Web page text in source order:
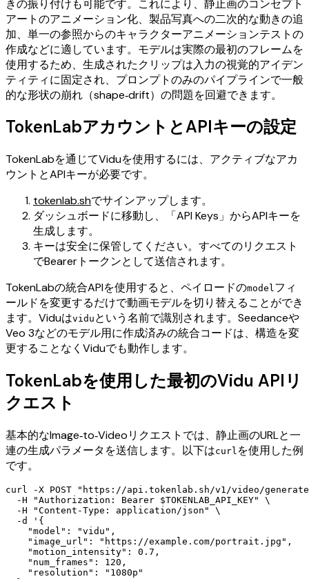
きの振り付けも可能です。これにより、静止画のコンセプト
アートのアニメーション化、製品写真への二次的な動きの追
加、単一の参照からのキャラクターアニメーションテストの
作成などに適しています。モデルは実際の最初のフレームを
使用するため、生成されたクリップは入力の視覚的アイデン
ティティに固定され、プロンプトのみのパイプラインで一般
的な形状の崩れ（shape‑drift）の問題を回避できます。
TokenLabアカウントとAPIキーの設定
TokenLabを通じてViduを使用するには、アクティブなアカ
ウントとAPIキーが必要です。
tokenlab.shでサインアップします。
ダッシュボードに移動し、「API Keys」からAPIキーを
生成します。
キーは安全に保管してください。すべてのリクエスト
でBearerトークンとして送信されます。
TokenLabの統合APIを使用すると、ペイロードのmodelフィ
ールドを変更するだけで動画モデルを切り替えることができ
ます。Viduはvidu という名前で識別されます。Seedanceや
Veo 3などのモデル用に作成済みの統合コードは、構造を変
更することなくViduでも動作します。
TokenLabを使用した最初のVidu APIリ
クエスト
基本的なImage‑to‑Videoリクエストでは、静止画のURLと一
連の生成パラメータを送信します。以下はcurl を使用した例
です。
curl -X POST "https://api.tokenlab.sh/v1/video/
  -H "Authorization: Bearer $TOKENLAB_API_KEY" \
  -H "Content-Type: application/json" \
  -d '{
    "model": "vidu",
    "image_url": "https://example.com/portrait.jpg",
    "motion_intensity": 0.7,
    "num_frames": 120,
    "resolution": "1080p"